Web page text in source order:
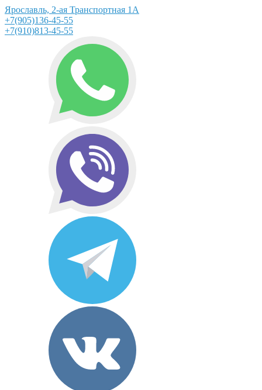
Ярославль, 2-ая Транспортная 1А
+7(905)136-45-55
+7(910)813-45-55